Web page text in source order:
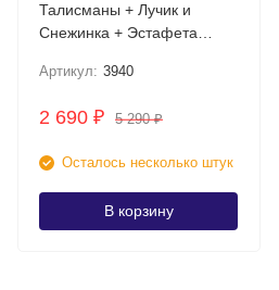
Талисманы + Лучик и
Снежинка + Эстафета
Цветные в блистере.
Артикул: 3940
2 690₽ 5 290₽
Осталось несколько штук
В корзину